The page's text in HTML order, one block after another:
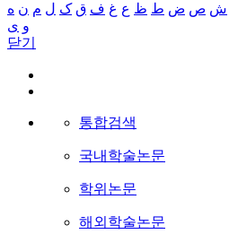
ش ص ض ط ظ ع غ ف ق ک ل م ن ه
و ی
닫기
통합검색
국내학술논문
학위논문
해외학술논문